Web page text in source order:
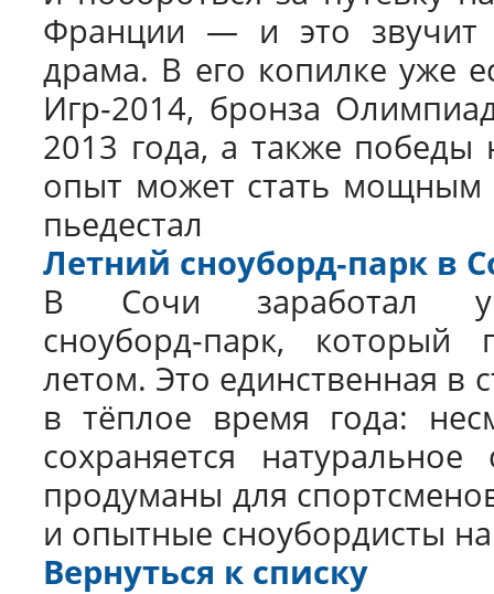
Франции — и это звучит
драма. В его копилке уже
Игр‑2014, бронза
2013 года, а также победы
опыт может стать мощным
пьедестал
Летний сноуборд‑парк в
В Сочи заработал
сноуборд‑парк,
летом. Это единственная в
в тёплое время года:
сохраняется
продуманы для
и опытные сноубордисты
Вернуться к списку